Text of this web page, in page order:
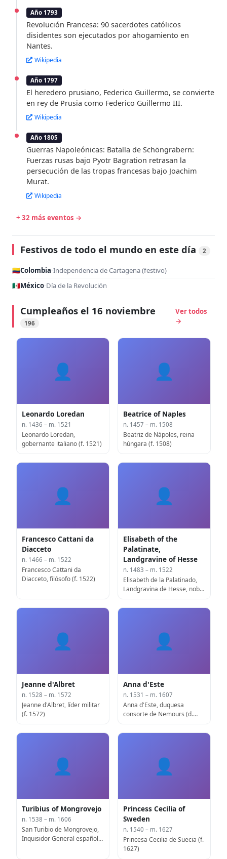
Año 1793
Revolución Francesa: 90 sacerdotes católicos
disidentes son ejecutados por ahogamiento en
Nantes.
Wikipedia
Año 1797
El heredero prusiano, Federico Guillermo, se convierte
en rey de Prusia como Federico Guillermo III.
Wikipedia
Año 1805
Guerras Napoleónicas: Batalla de Schöngrabern:
Fuerzas rusas bajo Pyotr Bagration retrasan la
persecución de las tropas francesas bajo Joachim
Murat.
Wikipedia
+ 32 más eventos →
Festivos de todo el mundo en este día 2
🇨🇴Colombia·Independencia de Cartagena (festivo)
🇲🇽México·Día de la Revolución
Cumpleaños el 16 noviembre
196
Ver todos
→
👤
Leonardo Loredan
n. 1436 – m. 1521
Leonardo Loredan,
gobernante italiano (f. 1521)
👤
Beatrice of Naples
n. 1457 – m. 1508
Beatriz de Nápoles, reina
húngara (f. 1508)
👤
Francesco Cattani da
Diacceto
n. 1466 – m. 1522
Francesco Cattani da
Diacceto, filósofo (f. 1522)
👤
Elisabeth of the
Palatinate,
Landgravine of Hesse
n. 1483 – m. 1522
Elisabeth de la Palatinado,
Landgravina de Hesse, noble
👤
Jeanne d'Albret
n. 1528 – m. 1572
Jeanne d'Albret, líder militar
(f. 1572)
👤
Anna d'Este
n. 1531 – m. 1607
Anna d'Este, duquesa
consorte de Nemours (d.
👤
Turibius of Mongrovejo
n. 1538 – m. 1606
San Turibio de Mongrovejo,
Inquisidor General español,
👤
Princess Cecilia of
Sweden
n. 1540 – m. 1627
Princesa Cecilia de Suecia (f.
1627)